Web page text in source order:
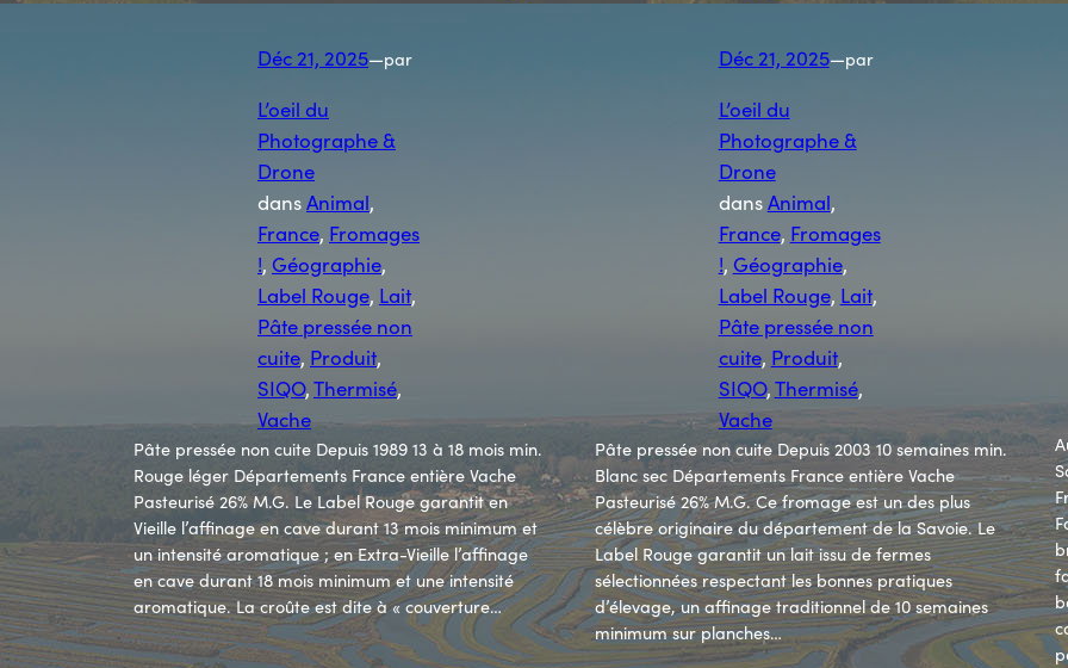
Déc 21, 2025—par
L’oeil du
Photographe &
Drone
dansAnimal
France, Fromages
!, Géographie
Label Rouge, Lait
Pâte pressée non
cuite, Produit
SIQO, Thermisé
Vache
Pâte pressée non cuite Depuis 1989 13 à 18 mois min.
Rouge léger Départements France entière Vache
Pasteurisé 26% M.G. Le Label Rouge garantit en
Vieille l’affinage en cave durant 13 mois minimum et
un intensité aromatique ; en Extra-Vieille l’affinage
en cave durant 18 mois minimum et une intensité
aromatique. La croûte est dite à « couverture…
Déc 21, 2025—par
L’oeil du
Photographe &
Drone
dansAnimal
France, Fromages
!, Géographie
Label Rouge, Lait
Pâte pressée non
cuite, Produit
SIQO, Thermisé
Vache
Pâte pressée non cuite Depuis 2003 10 semaines min.
Blanc sec Départements France entière Vache
Pasteurisé 26% M.G. Ce fromage est un des plus
célèbre originaire du département de la Savoie. Le
Label Rouge garantit un lait issu de fermes
sélectionnées respectant les bonnes pratiques
d’élevage, un affinage traditionnel de 10 semaines
minimum sur planches…